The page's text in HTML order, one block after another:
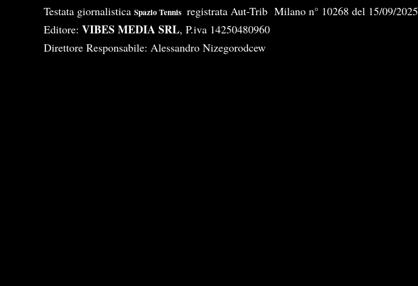
Testata giornalistica Spazio Tennis registrata Aut-Trib Milano n° 10268 del 15/09/2025
Editore: VIBES MEDIA SRL, P.iva 14250480960
Direttore Responsabile: Alessandro Nizegorodcew